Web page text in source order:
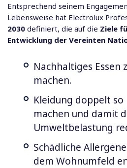
Entsprechend seinem
Lebensweise hat Electrolux
2030 definiert, die auf die Ziele
Entwicklung der Vereinten
Nachhaltiges Essen
machen.
Kleidung doppelt
machen und damit
Umweltbelastung
Schädliche
dem Wohnumfeld